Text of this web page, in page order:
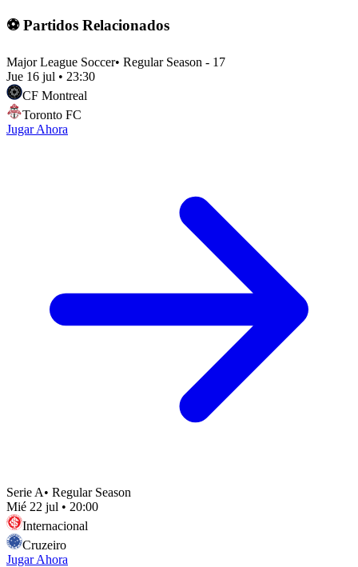
⚽ Partidos Relacionados
Major League Soccer• Regular Season - 17
Jue 16 jul • 23:30
CF Montreal
Toronto FC
Jugar Ahora
Serie A• Regular Season
Mié 22 jul • 20:00
Internacional
Cruzeiro
Jugar Ahora